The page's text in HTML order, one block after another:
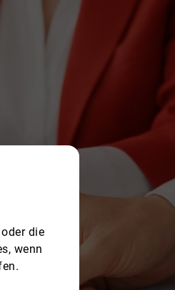
die
wenn